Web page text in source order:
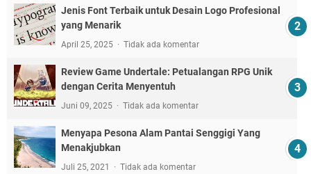
Jenis Font Terbaik untuk Desain Logo Profesional
yang Menarik
April 25, 2025 Tidak ada komentar
Review Game Undertale: Petualangan RPG Unik
dengan Cerita Menyentuh
Juni 09, 2025 Tidak ada komentar
Menyapa Pesona Alam Pantai Senggigi Yang
Menakjubkan
Juli 25, 2021 Tidak ada komentar